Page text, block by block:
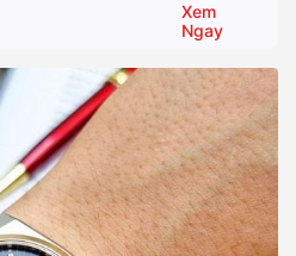
Xem
Ngay